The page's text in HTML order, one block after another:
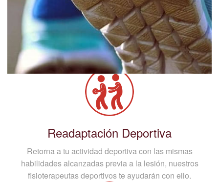
Readaptación Deportiva
Retorna a tu actividad deportiva con las mismas
habilidades alcanzadas previa a la lesión, nuestros
fisioterapeutas deportivos te ayudarán con ello.